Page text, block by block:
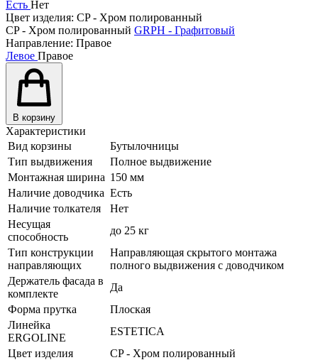
Есть Нет
Цвет изделия: CP - Хром полированный
CP - Хром полированный GRPH - Графитовый
Направление: Правое
Левое Правое
В корзину
Характеристики
Вид корзины
Бутылочницы
Тип выдвижения
Полное выдвижение
Монтажная ширина 150 мм
Наличие доводчика Есть
Наличие толкателя
Нет
Несущая
способность
до 25 кг
Тип конструкции
направляющих
Направляющая скрытого монтажа
полного выдвижения с доводчиком
Держатель фасада в
комплекте
Да
Форма прутка
Плоская
Линейка
ERGOLINE
ESTETICA
Цвет изделия
CP - Хром полированный